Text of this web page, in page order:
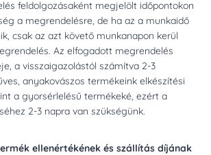
feldolgozásaként megjelölt időpontokon
a megrendelésre, de ha az a munkaidő
csak az azt követő munkanapon kerül
Az elfogadott megrendelés
a visszaigazolástól számítva 2-3
anyakovászos termékeink elkészítési
a gyorsérlelésű termékeké, ezért a
2-3 napra van szükségünk.
ellenértékének és szállítás díjának